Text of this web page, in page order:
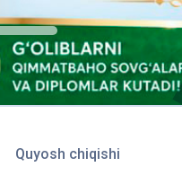
Quyosh chiqishi